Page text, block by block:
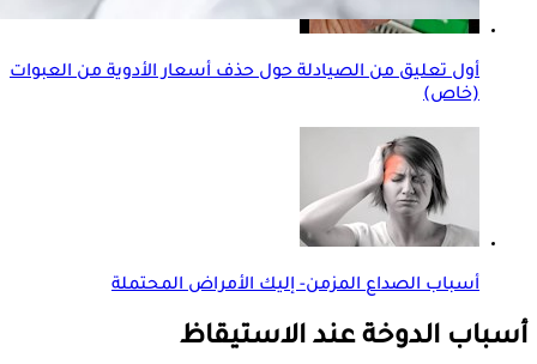
أول تعليق من الصيادلة حول حذف أسعار الأدوية من العبوات
(خاص)
أسباب الصداع المزمن- إليك الأمراض المحتملة
أسباب الدوخة عند الاستيقاظ